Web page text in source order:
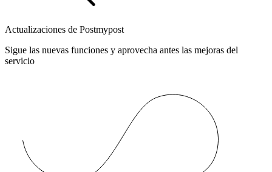
Actualizaciones de Postmypost
Sigue las nuevas funciones y aprovecha antes las mejoras del
servicio